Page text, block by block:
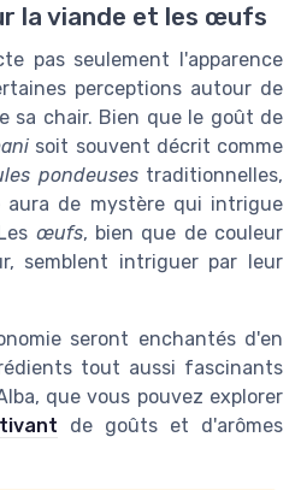
la viande et les œufs
pas seulement l'apparence
perceptions autour de
sa chair. Bien que le goût de
soit souvent décrit comme
pondeusestraditionnelles,
aura de mystère qui intrigue
œufs, bien que de couleur
semblent intriguer par leur
seront enchantés d'en
tout aussi fascinants
que vous pouvez explorer
de goûts et d'arômes